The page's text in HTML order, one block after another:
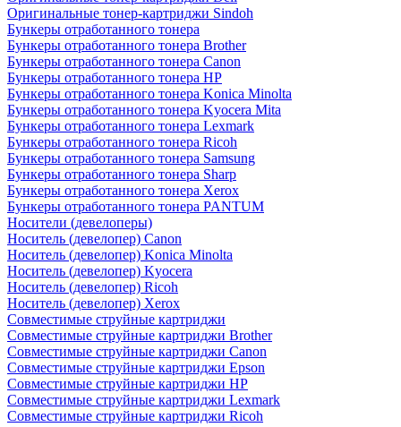
Оригинальные тонер-картриджи Sindoh
Бункеры отработанного тонера
Бункеры отработанного тонера Brother
Бункеры отработанного тонера Canon
Бункеры отработанного тонера HP
Бункеры отработанного тонера Konica Minolta
Бункеры отработанного тонера Kyocera Mita
Бункеры отработанного тонера Lexmark
Бункеры отработанного тонера Ricoh
Бункеры отработанного тонера Samsung
Бункеры отработанного тонера Sharp
Бункеры отработанного тонера Xerox
Бункеры отработанного тонера PANTUM
Носители (девелоперы)
Носитель (девелопер) Canon
Носитель (девелопер) Konica Minolta
Носитель (девелопер) Kyocera
Носитель (девелопер) Ricoh
Носитель (девелопер) Xerox
Совместимые струйные картриджи
Совместимые струйные картриджи Brother
Совместимые струйные картриджи Canon
Совместимые струйные картриджи Epson
Совместимые струйные картриджи HP
Совместимые струйные картриджи Lexmark
Совместимые струйные картриджи Ricoh